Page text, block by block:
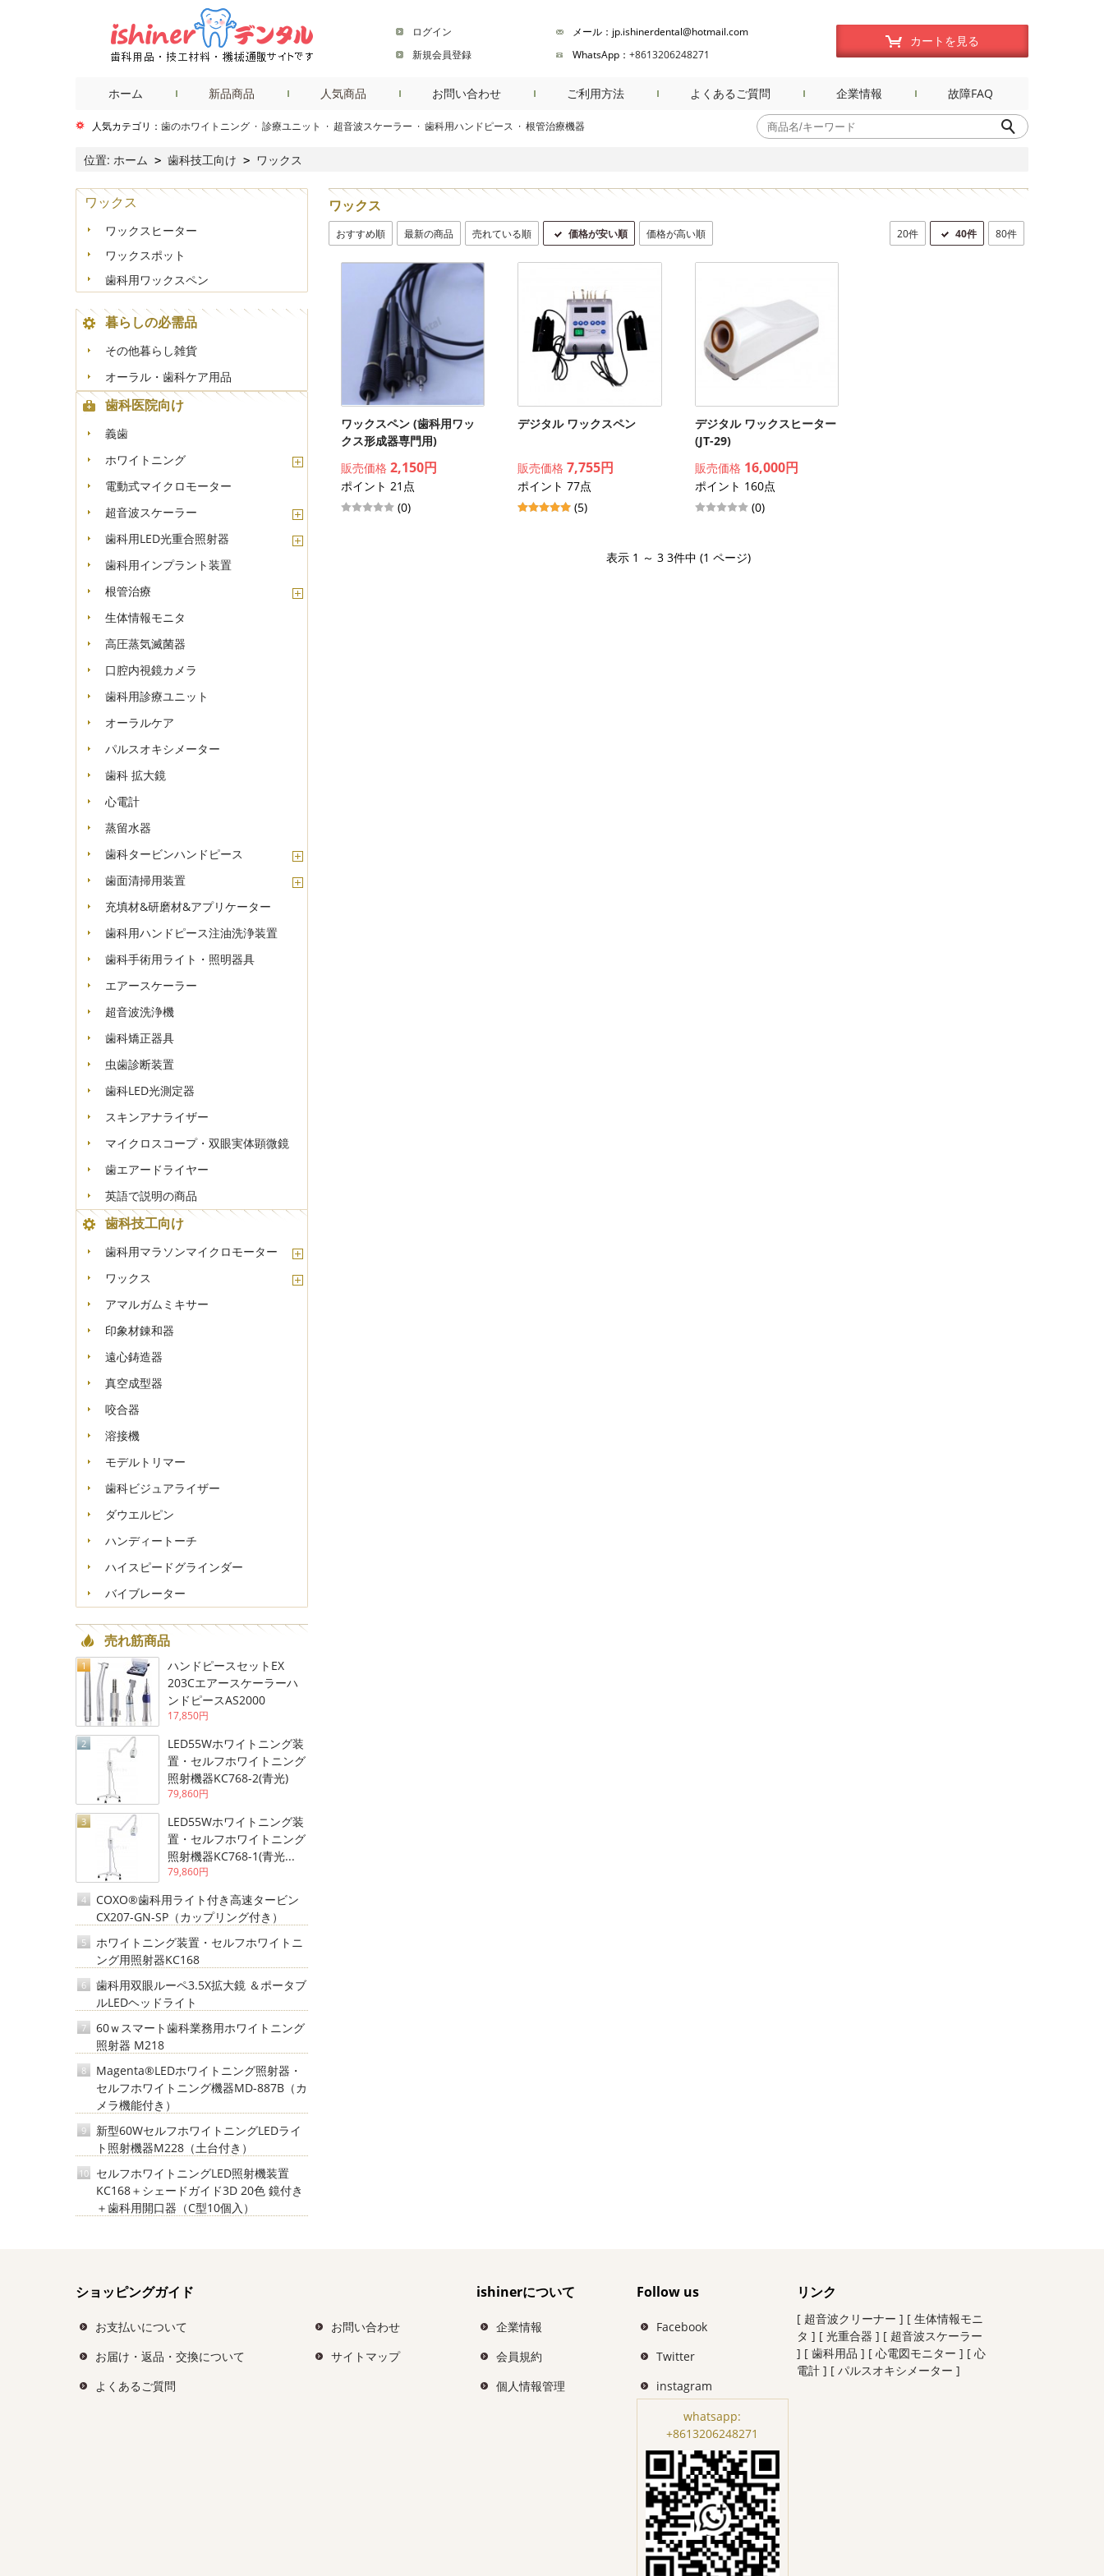
ログイン
新規会員登録
メール：jp.ishinerdental@hotmail.com
WhatsApp： +8613206248271
カートを見る
ホーム 新品商品 人気商品 お問い合わせ ご利用方法 よくあるご質問 企業情報 故障FAQ
人気カテゴリ： 歯のホワイトニング · 診療ユニット · 超音波スケーラー · 歯科用ハンドピース · 根管治療機器商品検索
位置: ホーム > 歯科技工向け > ワックス
ワックス
おすすめ順 最新の商品 売れている順 価格が安い順 価格が高い順 20件 40件 80件
ワックスペン (歯科用ワッ
クス形成器専門用)
販売価格 2,150円
ポイント 21点
(0)
デジタル ワックスペン
販売価格7,755円
ポイント 77点
(5)
デジタル ワックスヒーター
(JT-29)
販売価格 16,000円
ポイント 160点
(0)
表示 1 ～ 3 3件中 (1 ページ)
ワックス
ワックスヒーター
ワックスポット
歯科用ワックスペン
暮らしの必需品
その他暮らし雑貨
オーラル・歯科ケア用品
歯科医院向け
義歯
ホワイトニング
電動式マイクロモーター
超音波スケーラー
歯科用LED光重合照射器
歯科用インプラント装置
根管治療
生体情報モニタ
高圧蒸気滅菌器
口腔内視鏡カメラ
歯科用診療ユニット
オーラルケア
パルスオキシメーター
歯科 拡大鏡
心電計
蒸留水器
歯科タービンハンドピース
歯面清掃用装置
充填材&研磨材&アプリケーター
歯科用ハンドピース注油洗浄装置
歯科手術用ライト・照明器具
エアースケーラー
超音波洗浄機
歯科矯正器具
虫歯診断装置
歯科LED光測定器
スキンアナライザー
マイクロスコープ・双眼実体顕微鏡
歯エアードライヤー
英語で説明の商品
歯科技工向け
歯科用マラソンマイクロモーター
ワックス
アマルガムミキサー
印象材錬和器
遠心鋳造器
真空成型器
咬合器
溶接機
モデルトリマー
歯科ビジュアライザー
ダウエルピン
ハンディートーチ
ハイスピードグラインダー
バイブレーター
売れ筋商品
ハンドピースセットEX
203Cエアースケーラーハ
ンドピースAS2000
17,850円
1
LED55Wホワイトニング装
置・セルフホワイトニング
照射機器KC768-2(青光)
79,860円
2
LED55Wホワイトニング装
置・セルフホワイトニング
照射機器KC768-1(青光...
79,860円
3
COXO®歯科用ライト付き高速タービン
CX207-GN-SP（カップリング付き）
4
ホワイトニング装置・セルフホワイトニ
ング用照射器KC168
5
歯科用双眼ルーペ3.5X拡大鏡 ＆ポータブ
ルLEDヘッドライト
6
60ｗスマート歯科業務用ホワイトニング
照射器 M218
7
Magenta®LEDホワイトニング照射器・
セルフホワイトニング機器MD-887B（カ
メラ機能付き）
8
新型60WセルフホワイトニングLEDライ
ト照射機器M228（土台付き）
9
セルフホワイトニングLED照射機装置
KC168＋シェードガイド3D 20色 鏡付き
＋歯科用開口器（C型10個入）
10
ショッピングガイド
お支払いについて
お届け・返品・交換について
よくあるご質問
お問い合わせ
サイトマップ
ishinerについて
企業情報
会員規約
個人情報管理
Follow us
Facebook
Twitter
instagram
whatsapp:
+8613206248271
リンク
[ 超音波クリーナー ] [ 生体情報モニ
タ ] [ 光重合器 ] [ 超音波スケーラー
] [ 歯科用品 ] [ 心電図モニター ] [ 心
電計 ] [ パルスオキシメーター ]